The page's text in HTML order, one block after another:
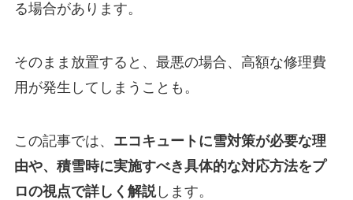
る場合があります。
そのまま放置すると、最悪の場合、高額な修理費
用が発生してしまうことも。
この記事では、 エコキュートに雪対策が必要な理
由や、積雪時に実施すべき具体的な対応方法をプ
ロの視点で詳しく解説します。